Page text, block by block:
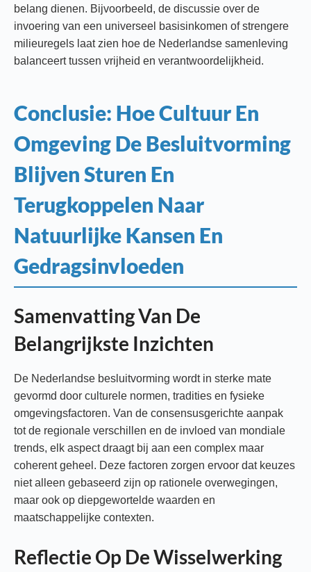
belang dienen. Bijvoorbeeld, de discussie over de
invoering van een universeel basisinkomen of strengere
milieuregels laat zien hoe de Nederlandse samenleving
balanceert tussen vrijheid en verantwoordelijkheid.
Conclusie: Hoe Cultuur En
Omgeving De Besluitvorming
Blijven Sturen En
Terugkoppelen Naar
Natuurlijke Kansen En
Gedragsinvloeden
Samenvatting Van De
Belangrijkste Inzichten
De Nederlandse besluitvorming wordt in sterke mate
gevormd door culturele normen, tradities en fysieke
omgevingsfactoren. Van de consensusgerichte aanpak
tot de regionale verschillen en de invloed van mondiale
trends, elk aspect draagt bij aan een complex maar
coherent geheel. Deze factoren zorgen ervoor dat keuzes
niet alleen gebaseerd zijn op rationele overwegingen,
maar ook op diepgewortelde waarden en
maatschappelijke contexten.
Reflectie Op De Wisselwerking